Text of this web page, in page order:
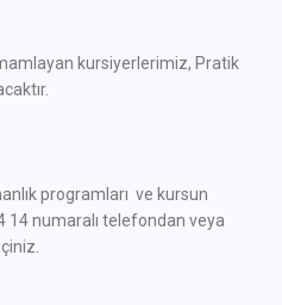
kursiyerlerimiz, Pratik
programları ve kursun
14 numaralı telefondan veya